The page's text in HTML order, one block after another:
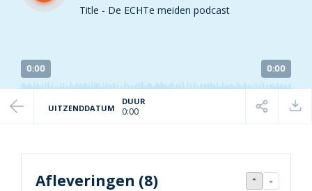
Title - De ECHTe meiden podcast
0:00 0:00
UITZENDDATUM
DUUR
0:00
Afleveringen (8)